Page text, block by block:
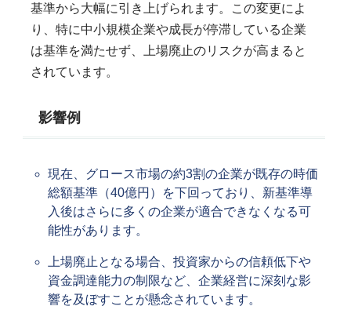
基準から大幅に引き上げられます。この変更によ
り、特に中小規模企業や成長が停滞している企業
は基準を満たせず、上場廃止のリスクが高まると
されています。
影響例
現在、グロース市場の約3割の企業が既存の時価
総額基準（40億円）を下回っており、新基準導
入後はさらに多くの企業が適合できなくなる可
能性があります。
上場廃止となる場合、投資家からの信頼低下や
資金調達能力の制限など、企業経営に深刻な影
響を及ぼすことが懸念されています。